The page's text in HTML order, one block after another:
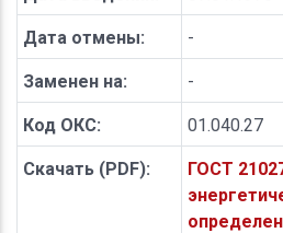
Дата отмены: -
Заменен на: -
Код ОКС: 01.040.27
Скачать (PDF):
ГОСТ